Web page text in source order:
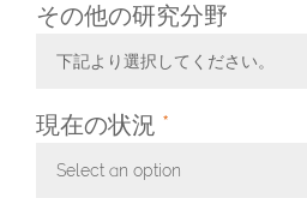
その他の研究分野
下記より選択してください。
現在の状況 *
Select an option